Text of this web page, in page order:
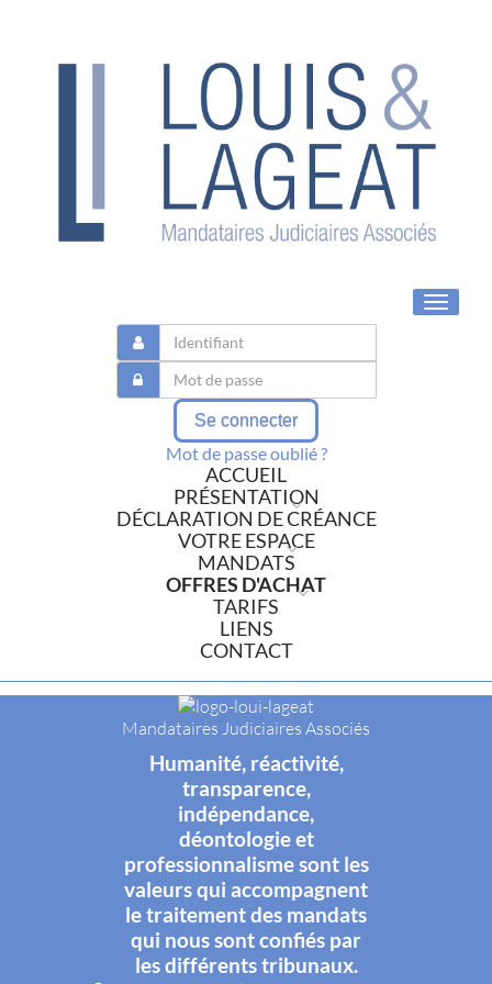
Toggle
Se connecter
Mot de passe oublié ?
ACCUEIL
PRÉSENTATION
DÉCLARATION DE CRÉANCE
VOTRE ESPACE
MANDATS
OFFRES D'ACHAT
TARIFS
LIENS
CONTACT
Mandataires Judiciaires Associés
Humanité, réactivité,
transparence,
indépendance,
déontologie et
professionnalisme sont les
valeurs qui accompagnent
le traitement des mandats
qui nous sont confiés par
les différents tribunaux.